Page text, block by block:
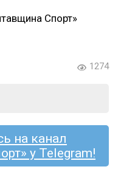
Спорт»
1274
на канал
у Telegram!